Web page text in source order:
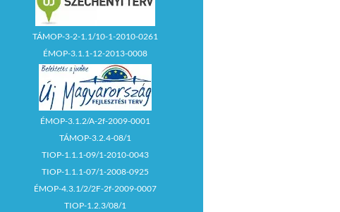
TÁMOP-3-2-1.1/10-1-2010-0261
ÉMOP-3.1.1-12-2013-0008
ÉMOP-3.1.2/A-2f-2009-0001
TÁMOP-3.2.4-08/1
TIOP-1.1.1-09/1-2010-0043
TIOP-1.1.1-07/1-2008-0925
ÉMOP-4.3.1/2/2F-2f-2009-0007
TIOP-1.2.3/08/1